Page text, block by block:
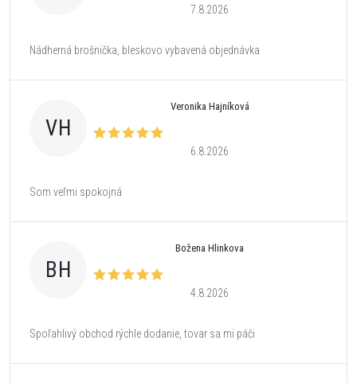
7.8.2026
Nádherná brošnička, bleskovo vybavená objednávka
VH
Veronika Hajníková
6.8.2026
Som veľmi spokojná
BH
Božena Hlinkova
4.8.2026
Spoľahlivý obchod rýchle dodanie, tovar sa mi páči